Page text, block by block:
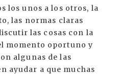
los unos a los otros, la
las normas claras
las cosas con la
momento oportuno y
algunas de las
ayudar a que muchas